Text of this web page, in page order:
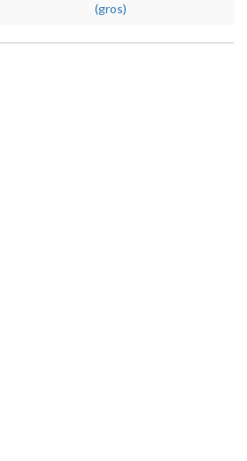
(gros)